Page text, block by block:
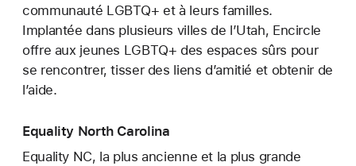
communauté LGBTQ+ et à leurs familles.
Implantée dans plusieurs villes de l’Utah, Encircle
offre aux jeunes LGBTQ+ des espaces sûrs pour
se rencontrer, tisser des liens d’amitié et obtenir de
l’aide.
Equality North Carolina
Equality NC, la plus ancienne et la plus grande